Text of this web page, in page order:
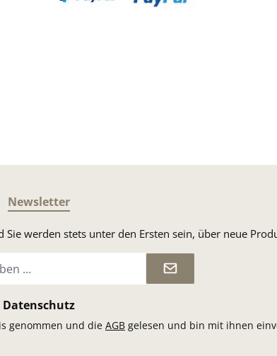
Newsletter
werden stets unter den Ersten sein, über neue
Datenschutz
genommen und die AGB gelesen und bin mit ihnen